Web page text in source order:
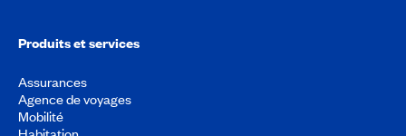
Produits et services
Assurances
Agence de voyages
Mobilité